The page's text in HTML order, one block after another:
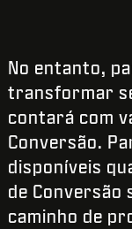
No entanto,
transformar
contará com
Conversão.
disponíveis
de Conversão
caminho de